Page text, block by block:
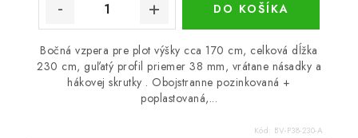
DO KOŠÍKA
Bočná vzpera pre plot výšky cca 170 cm, celková dĺžka
230 cm, guľatý profil priemer 38 mm, vrátane násadky a
hákovej skrutky . Obojstranne pozinkovaná +
poplastovaná,...
Kód: BV-P38-230-A